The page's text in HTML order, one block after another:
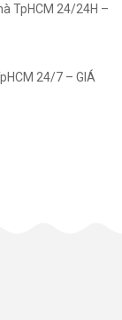
TpHCM 24/24H –
24/7 – GIÁ